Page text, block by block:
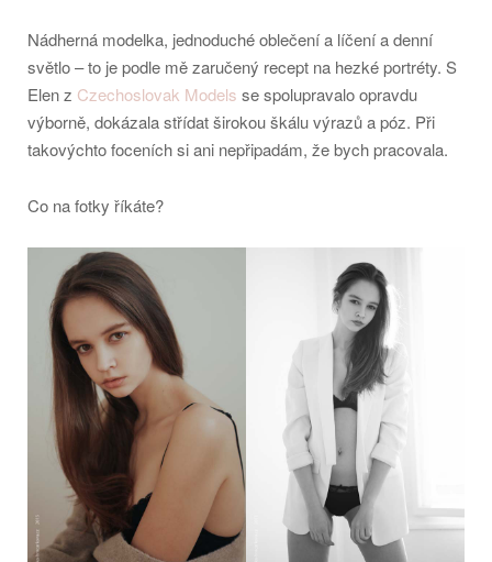
Nádherná modelka, jednoduché oblečení a líčení a denní
světlo – to je podle mě zaručený recept na hezké portréty. S
Elen z Czechoslovak Models se spolupravalo opravdu
výborně, dokázala střídat širokou škálu výrazů a póz. Při
takovýchto foceních si ani nepřipadám, že bych pracovala.
Co na fotky říkáte?